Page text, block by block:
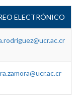
ELECTRÓNICO